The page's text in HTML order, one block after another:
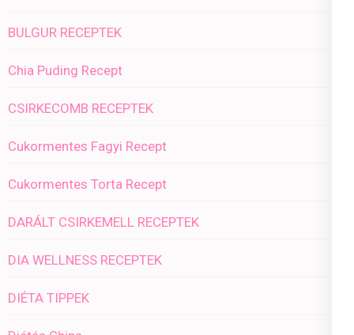
BULGUR RECEPTEK
Chia Puding Recept
CSIRKECOMB RECEPTEK
Cukormentes Fagyi Recept
Cukormentes Torta Recept
DARÁLT CSIRKEMELL RECEPTEK
DIA WELLNESS RECEPTEK
DIÉTA TIPPEK